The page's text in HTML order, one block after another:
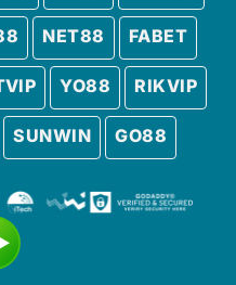
theo dõi top ghi bàn
fan hâm mộ hiểu rõ
phong độ ngôi sao
hôm nay tại
danh sách Top ghi
theo thời gian thực.
có thể theo dõi các
thắng ở mọi giải đấu
NET88 FABET
YO88 RIKVIP
SUNWIN GO88